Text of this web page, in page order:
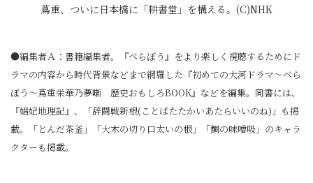
蔦重、ついに日本橋に「耕書堂」を構える。(C)NHK
●編集者Ａ：書籍編集者。『べらぼう』をより楽しく視聴するためにド
ラマの内容から時代背景などまで網羅した『初めての大河ドラマ～べら
ぼう～蔦重栄華乃夢噺 歴史おもしろBOOK』などを編集。同書には、
『娼妃地理記』、「辞闘戦新根(ことばたたかいあたらいいのね)」も掲
載。「とんだ茶釜」「大木の切り口太いの根」「鯛の味噌吸」のキャラ
クターも掲載。